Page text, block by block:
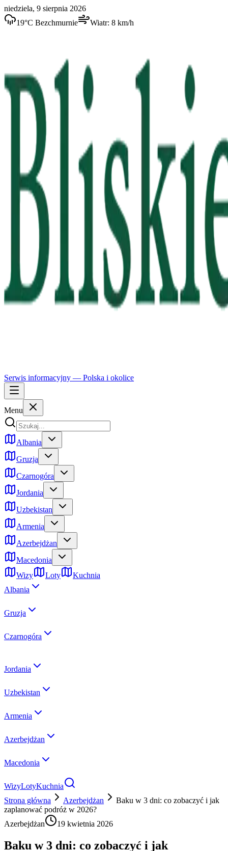
niedziela, 9 sierpnia 2026
19°C Bezchmurnie Wiatr: 8 km/h
Serwis informacyjny — Polska i okolice
Menu
Albania
Gruzja
Czarnogóra
Jordania
Uzbekistan
Armenia
Azerbejdżan
Macedonia
Wizy
Loty
Kuchnia
Albania
Gruzja
Czarnogóra
Jordania
Uzbekistan
Armenia
Azerbejdżan
Macedonia
WizyLotyKuchnia
Strona główna
Azerbejdżan
Baku w 3 dni: co zobaczyć i jak
zaplanować podróż w 2026?
Azerbejdżan
19 kwietnia 2026
Baku w 3 dni: co zobaczyć i jak